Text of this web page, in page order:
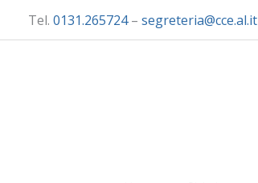
Tel. 0131.265724– segreteria@cce.al.it